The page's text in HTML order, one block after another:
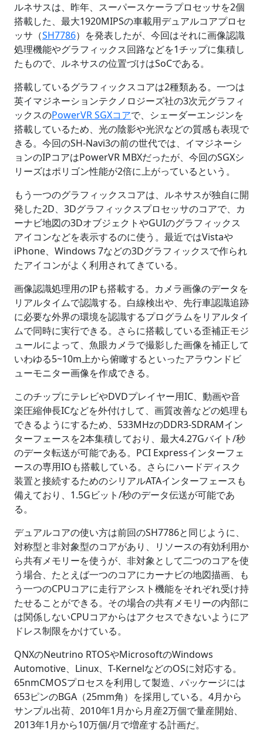
ルネサスは、昨年、スーパースケーラプロセッサを2個
搭載した、最大1920MIPSの車載用デュアルコアプロセ
ッサ（SH7786）を発表したが、今回はそれに画像認識
処理機能やグラフィックス回路などを1チップに集積し
たもので、ルネサスの位置づけはSoCである。
搭載しているグラフィックスコアは2種類ある。一つは
英イマジネーションテクノロジーズ社の3次元グラフィ
ックスのPowerVR SGXコアで、シェーダーエンジンを
搭載しているため、光の陰影や光沢などの質感も表現で
きる。今回のSH-Navi3の前の世代では、イマジネーシ
ョンのIPコアはPowerVR MBXだったが、今回のSGXシ
リーズはポリゴン性能が2倍に上がっているという。
もう一つのグラフィックスコアは、ルネサスが独自に開
発した2D、3Dグラフィックスプロセッサのコアで、カ
ーナビ地図の3DオブジェクトやGUIのグラフィックス
アイコンなどを表示するのに使う。最近ではVistaや
iPhone、Windows 7などの3Dグラフィックスで作られ
たアイコンがよく利用されてきている。
画像認識処理用のIPも搭載する。カメラ画像のデータを
リアルタイムで認識する。白線検出や、先行車認識追跡
に必要な外界の環境を認識するプログラムをリアルタイ
ムで同時に実行できる。さらに搭載している歪補正モジ
ュールによって、魚眼カメラで撮影した画像を補正して
いわゆる5~10m上から俯瞰するといったアラウンドビ
ューモニター画像を作成できる。
このチップにテレビやDVDプレイヤー用IC、動画や音
楽圧縮伸長ICなどを外付けして、画質改善などの処理も
できるようにするため、533MHzのDDR3-SDRAMイン
ターフェースを2本集積しており、最大4.27Gバイト/秒
のデータ転送が可能である。PCI Expressインターフェ
ースの専用IOも搭載している。さらにハードディスク
装置と接続するためのシリアルATAインターフェースも
備えており、1.5Gビット/秒のデータ伝送が可能であ
る。
デュアルコアの使い方は前回のSH7786と同じように、
対称型と非対象型のコアがあり、リソースの有効利用か
ら共有メモリーを使うが、非対象として二つのコアを使
う場合、たとえば一つのコアにカーナビの地図描画、も
う一つのCPUコアに走行アシスト機能をそれぞれ受け持
たせることができる。その場合の共有メモリーの内部に
は関係しないCPUコアからはアクセスできないようにア
ドレス制限をかけている。
QNXのNeutrino RTOSやMicrosoftのWindows
Automotive、Linux、T-KernelなどのOSに対応する。
65nmCMOSプロセスを利用して製造、パッケージには
653ピンのBGA（25mm角）を採用している。4月から
サンプル出荷、2010年1月から月産2万個で量産開始、
2013年1月から10万個/月で増産する計画だ。